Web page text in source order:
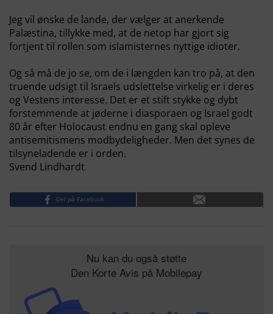
Jeg vil ønske de lande, der vælger at anerkende
Palæstina, tillykke med, at de netop har gjort sig
fortjent til rollen som islamisternes nyttige idioter.
Og så må de jo se, om de i længden kan tro på, at den
truende udsigt til Israels udslettelse virkelig er i deres
og Vestens interesse. Det er et stift stykke og dybt
forstemmende at jøderne i diasporaen og Israel godt
80 år efter Holocaust endnu en gang skal opleve
antisemitismens modbydeligheder. Men det synes de
tilsyneladende er i orden.
Svend Lindhardt
Del på Facebook
Nu kan du også støtte
Den Korte Avis på Mobilepay